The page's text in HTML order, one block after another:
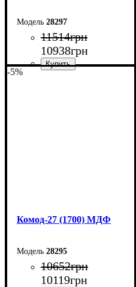
28297
11514грн
10938грн
-5%
Комод-27 (1700) МДФ
28295
10652грн
10119грн